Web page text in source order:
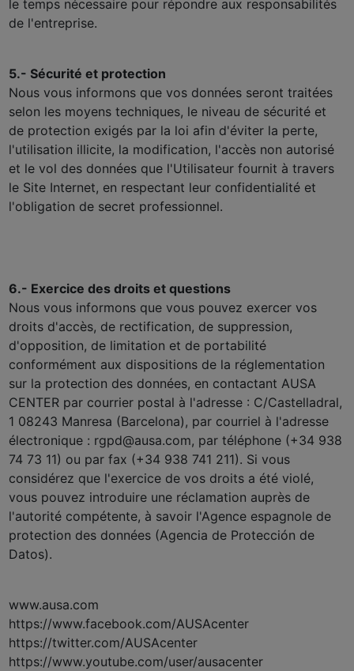
le temps nécessaire pour répondre aux responsabilités
de l'entreprise.
5.- Sécurité et protection
Nous vous informons que vos données seront traitées
selon les moyens techniques, le niveau de sécurité et
de protection exigés par la loi afin d'éviter la perte,
l'utilisation illicite, la modification, l'accès non autorisé
et le vol des données que l'Utilisateur fournit à travers
le Site Internet, en respectant leur confidentialité et
l'obligation de secret professionnel.
6.- Exercice des droits et questions
Nous vous informons que vous pouvez exercer vos
droits d'accès, de rectification, de suppression,
d'opposition, de limitation et de portabilité
conformément aux dispositions de la réglementation
sur la protection des données, en contactant AUSA
CENTER par courrier postal à l'adresse : C/Castelladral,
1 08243 Manresa (Barcelona), par courriel à l'adresse
électronique : rgpd@ausa.com, par téléphone (+34 938
74 73 11) ou par fax (+34 938 741 211). Si vous
considérez que l'exercice de vos droits a été violé,
vous pouvez introduire une réclamation auprès de
l'autorité compétente, à savoir l'Agence espagnole de
protection des données (Agencia de Protección de
Datos).
www.ausa.com
https://www.facebook.com/AUSAcenter
https://twitter.com/AUSAcenter
https://www.youtube.com/user/ausacenter